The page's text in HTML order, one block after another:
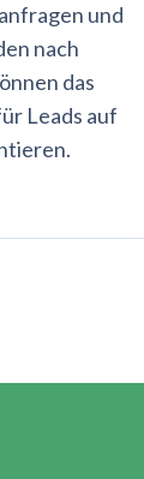
und
nach
das
Leads auf